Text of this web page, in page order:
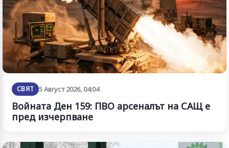
СВЯТ 5 Август 2026, 04:04
Войната Ден 159: ПВО арсеналът на САЩ е
пред изчерпване